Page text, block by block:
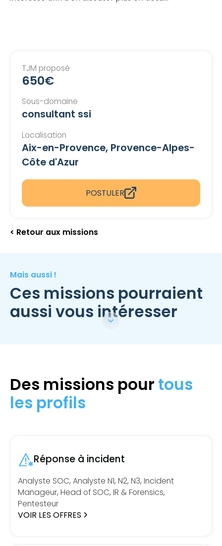
TJM proposé
650€
Sous-domaine
consultant ssi
Localisation
Aix-en-Provence, Provence-Alpes-
Côte d'Azur
POSTULER
< Retour aux missions
Mais aussi !
Ces missions pourraient
aussi vous intéresser
Des missions pour tous
les profils
Réponse à incident
Analyste SOC, Analyste N1, N2, N3, Incident
Manageur, Head of SOC, IR & Forensics,
Pentesteur
VOIR LES OFFRES